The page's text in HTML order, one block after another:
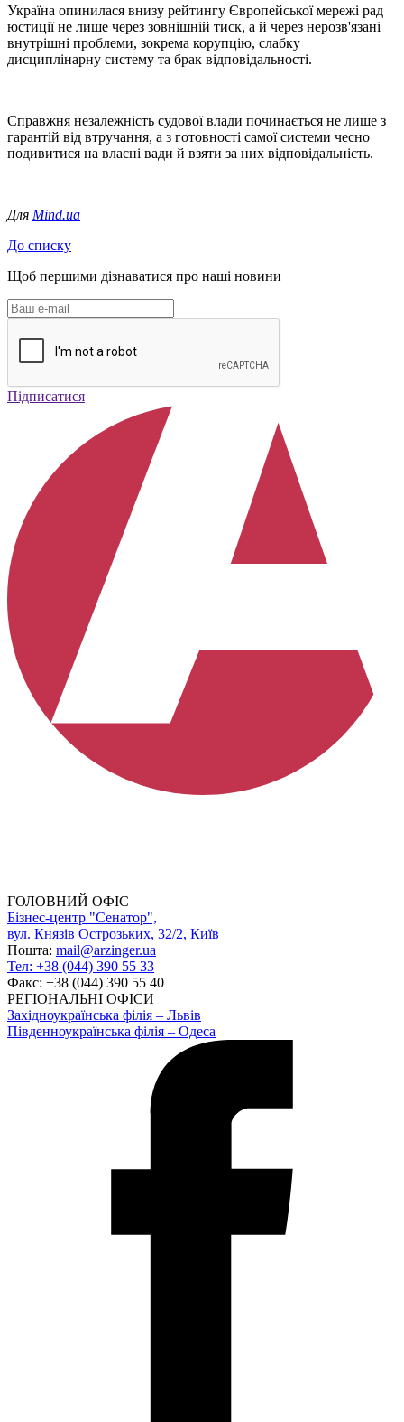
Україна опинилася внизу рейтингу Європейської мережі рад
юстиції не лише через зовнішній тиск, а й через нерозв'язані
внутрішні проблеми, зокрема корупцію, слабку
дисциплінарну систему та брак відповідальності.
Справжня незалежність судової влади починається не лише з
гарантій від втручання, а з готовності самої системи чесно
подивитися на власні вади й взяти за них відповідальність.
Для Mind.ua
До списку
Щоб першими дізнаватися про наші новини
Підписатися
ГОЛОВНИЙ ОФІС
Бізнес-центр "Сенатор",
вул. Князів Острозьких, 32/2, Київ
Пошта: mail@arzinger.ua
Тел: +38 (044) 390 55 33
Факс: +38 (044) 390 55 40
РЕГІОНАЛЬНІ ОФІСИ
Західноукраїнська філія – Львів
Південноукраїнська філія – Одеса